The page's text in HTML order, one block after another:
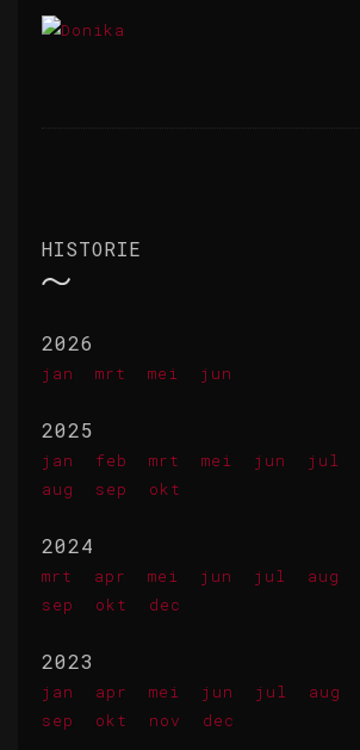
HISTORIE
2026
jan mrt mei jun
2025
jan feb mrt mei jun
jul
aug
sep okt
2024
mrt apr mei jun jul
aug
sep
okt dec
2023
jan apr mei jun jul
aug
sep
okt nov dec